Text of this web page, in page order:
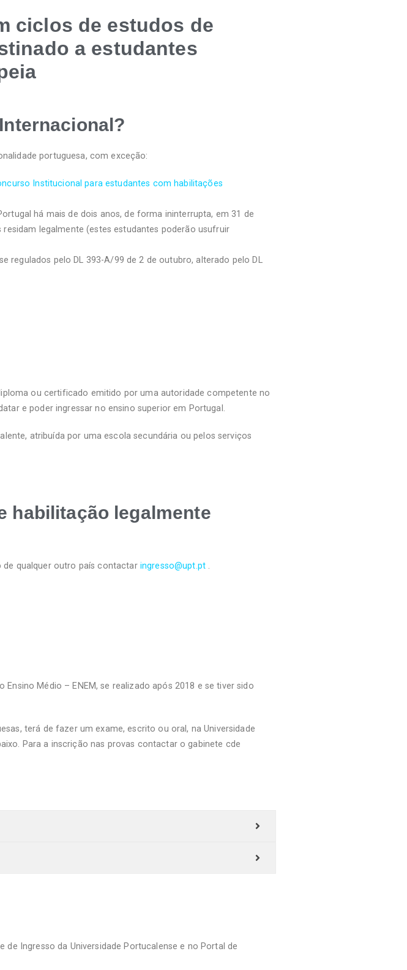
ciclos de estudos de
a estudantes
portuguesa, com exceção:
Institucional para estudantes com habilitações
há mais de dois anos, de forma ininterrupta, em 31 de
legalmente (estes estudantes poderão usufruir
regulados pelo DL 393-A/99 de 2 de outubro, alterado pelo DL
ou certificado emitido por uma autoridade competente no
e poder ingressar no ensino superior em Portugal.
atribuída por uma escola secundária ou pelos serviços
habilitação legalmente
de qualquer outro país contactar ingresso@upt.pt .
Médio – ENEM, se realizado após 2018 e se tiver sido
terá de fazer um exame, escrito ou oral, na Universidade
Para a inscrição nas provas contactar o gabinete cde
Ingresso da Universidade Portucalense e no Portal de